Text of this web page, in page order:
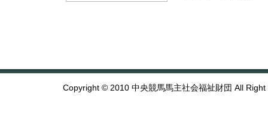
Copyright © 2010 中央競馬馬主社会福祉財団 All